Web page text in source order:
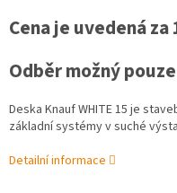
Cena je uvedená za
Odběr možný
Deska Knauf WHITE 15 je
základní systémy v suché
Detailní informace